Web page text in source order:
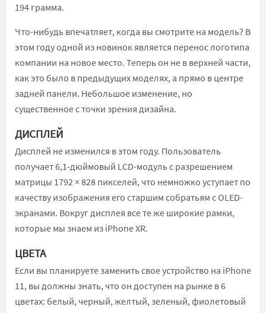
194 грамма.
Что-нибудь впечатляет, когда вы смотрите на модель? В
этом году одной из новинок является перенос логотипа
компании на новое место. Теперь он не в верхней части,
как это было в предыдущих моделях, а прямо в центре
задней панели. Небольшое изменение, но
существенное с точки зрения дизайна.
ДИСПЛЕЙ
Дисплей не изменился в этом году. Пользователь
получает 6,1-дюймовый LCD-модуль с разрешением
матрицы 1792 × 828 пикселей, что немножко уступает по
качеству изображения его старшим собратьям с OLED-
экранами. Вокруг дисплея все те же широкие рамки,
которые мы знаем из iPhone XR.
ЦВЕТА
Если вы планируете заменить свое устройство на iPhone
11, вы должны знать, что он доступeн на рынке в 6
цветах: белый, черный, желтый, зеленый, фиолетовый